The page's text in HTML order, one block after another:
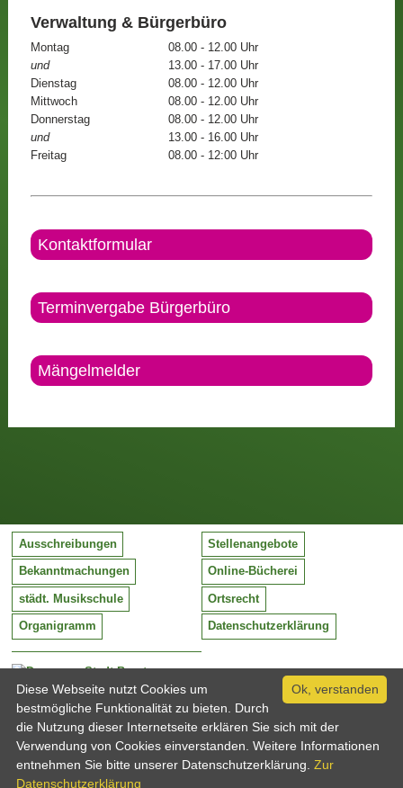
Verwaltung & Bürgerbüro
Montag
08.00 - 12.00 Uhr
und
13.00 - 17.00 Uhr
Dienstag
08.00 - 12.00 Uhr
Mittwoch
08.00 - 12.00 Uhr
Donnerstag
08.00 - 12.00 Uhr
und
13.00 - 16.00 Uhr
Freitag
08.00 - 12:00 Uhr
Kontaktformular
Terminvergabe Bürgerbüro
Mängelmelder
Stadt Barntrup
Mittelstraße 38
32683 Barntrup
Tel:
Email:
05263 / 409-0
info@barntrup.de
Ausschreibungen Stellenangebote
Bekanntmachungen Online-Bücherei
städt. Musikschule Ortsrecht
Organigramm Datenschutzerklärung
Ok, verstanden
Diese Webseite nutzt Cookies um
bestmögliche Funktionalität zu bieten. Durch
die Nutzung dieser Internetseite erklären Sie sich mit der
Verwendung von Cookies einverstanden. Weitere Informationen
entnehmen Sie bitte unserer Datenschutzerklärung. Zur
Datenschutzerklärung